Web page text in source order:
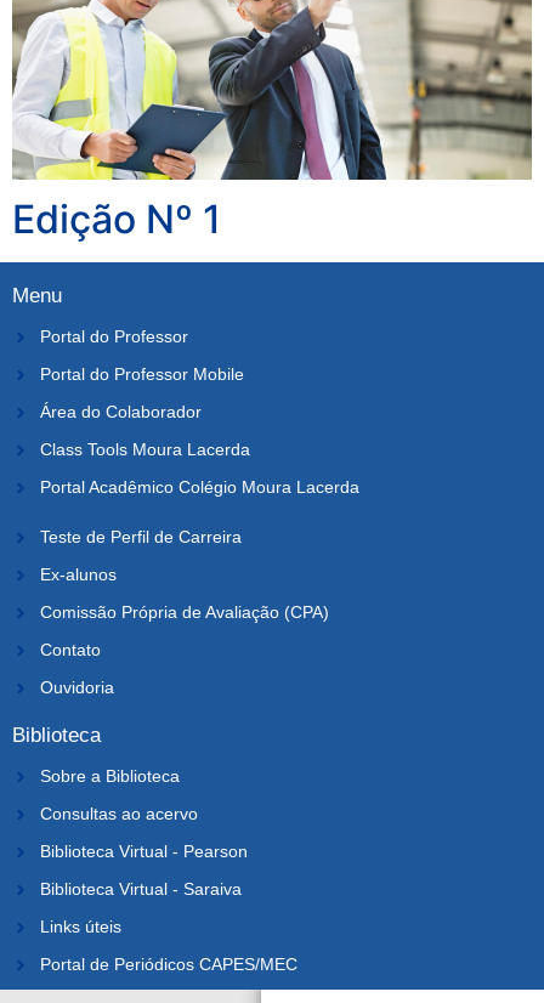
Edição Nº 1
Menu
Portal do Professor
Portal do Professor Mobile
Área do Colaborador
Class Tools Moura Lacerda
Portal Acadêmico Colégio Moura Lacerda
Teste de Perfil de Carreira
Ex-alunos
Comissão Própria de Avaliação (CPA)
Contato
Ouvidoria
Biblioteca
Sobre a Biblioteca
Consultas ao acervo
Biblioteca Virtual - Pearson
Biblioteca Virtual - Saraiva
Links úteis
Portal de Periódicos CAPES/MEC